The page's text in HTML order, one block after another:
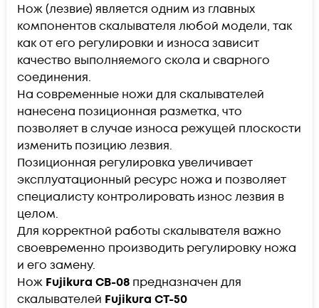
Нож (лезвие) является одним из главных
компонентов скалывателя любой модели, так
как от его регулировки и износа зависит
качество выполняемого скола и сварного
соединения.
На современные ножи для скалывателей
нанесена позиционная разметка, что
позволяет в случае износа режущей плоскости
изменить позицию лезвия.
Позиционная регулировка увеличивает
эксплуатационный ресурс ножа и позволяет
специалисту контролировать износ лезвия в
целом.
Для корректной работы скалывателя важно
своевременно производить регулировку ножа
и его замену.
Нож Fujikura CB-08 ​предназначен для
скалывателей Fujikura CT-50